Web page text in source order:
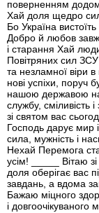
поверненням
Хай доля щедро
Бо Україна
Добро й любов
і старання Хай
Повітряних сил
та незламної віри
нові успіхи, поруч
нашою державою
службу, сміливість
зі святом вас
Господь дарує мир
сила, мужність і
Нехай Перемога
усім! _____ Вітаю
доля оберігає вас
завдань, а вдома
Бажаю міцного
і довгоочікуваного